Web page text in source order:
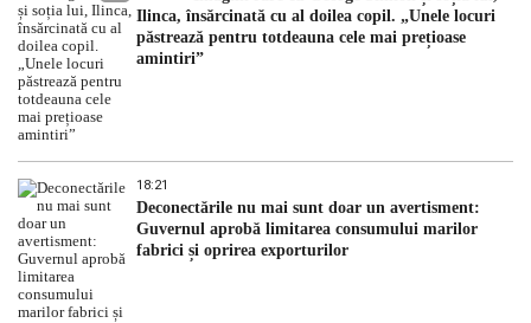
Ilinca, însărcinată cu al doilea copil. „Unele locuri
păstrează pentru totdeauna cele mai prețioase
amintiri”
18:21
Deconectările nu mai sunt doar un avertisment:
Guvernul aprobă limitarea consumului marilor
fabrici și oprirea exporturilor